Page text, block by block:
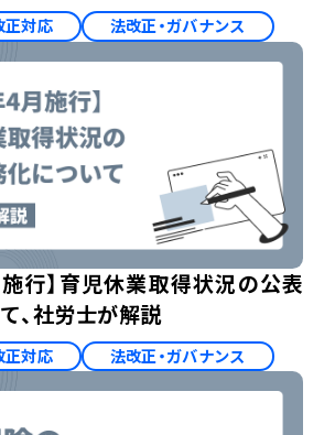
正対応 法改正・ガバナンス
行】育児休業取得状況の公表
、社労士が解説
正対応 法改正・ガバナンス